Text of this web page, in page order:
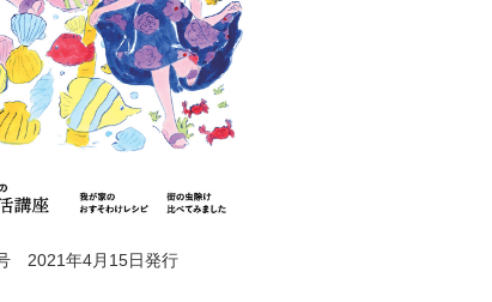
2021年4月15日発行